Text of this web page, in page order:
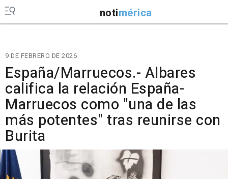
notimérica
9 DE FEBRERO DE 2026
España/Marruecos.- Albares
califica la relación España-
Marruecos como "una de las
más potentes" tras reunirse con
Burita